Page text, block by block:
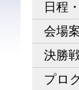
日程
会場
決勝
プロ